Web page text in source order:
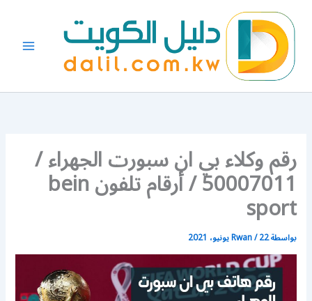
المحتوى
رقم وكلاء بي ان سبورت الجهراء /
50007011 / أرقام تلفون bein
sport
بواسطة Rwan/22 يونيو، 2021